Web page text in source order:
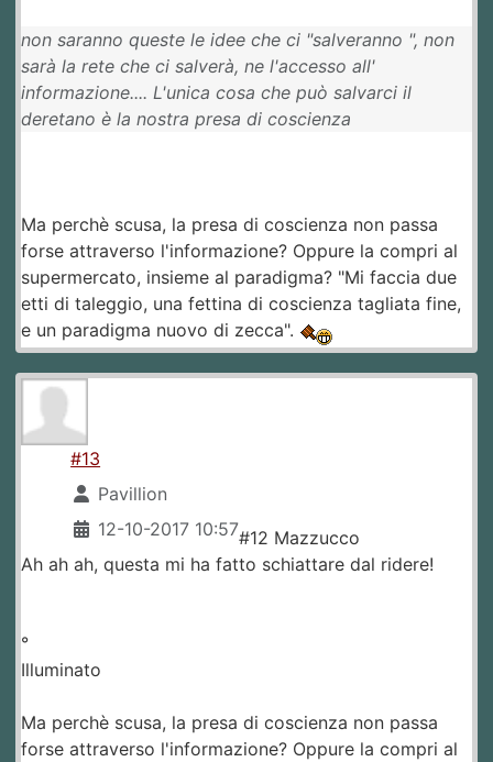
non saranno queste le idee che ci "salveranno ", non
sarà la rete che ci salverà, ne l'accesso all'
informazione.... L'unica cosa che può salvarci il
deretano è la nostra presa di coscienza
Ma perchè scusa, la presa di coscienza non passa
forse attraverso l'informazione? Oppure la compri al
supermercato, insieme al paradigma? "Mi faccia due
etti di taleggio, una fettina di coscienza tagliata fine,
e un paradigma nuovo di zecca".
#13
Pavillion
12-10-2017 10:57#12 Mazzucco
Ah ah ah, questa mi ha fatto schiattare dal ridere!
°
Illuminato
Ma perchè scusa, la presa di coscienza non passa
forse attraverso l'informazione? Oppure la compri al